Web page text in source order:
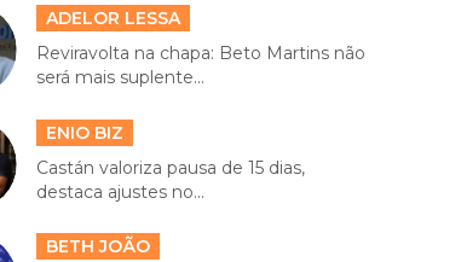
ADELOR LESSA
Reviravolta na chapa: Beto Martins não
será mais suplente...
ENIO BIZ
Castán valoriza pausa de 15 dias,
destaca ajustes no...
BETH JOÃO